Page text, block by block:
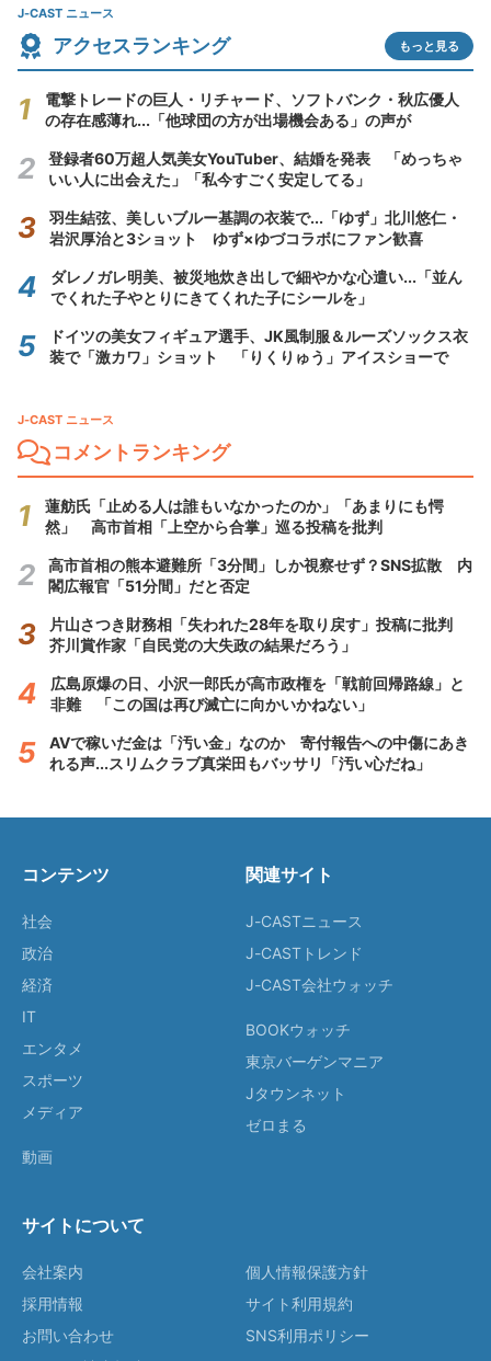
J-CAST ニュース
アクセスランキング もっと見る
電撃トレードの巨人・リチャード、ソフトバンク・秋広優人
の存在感薄れ...「他球団の方が出場機会ある」の声が
登録者60万超人気美女YouTuber、結婚を発表 「めっちゃ
いい人に出会えた」「私今すごく安定してる」
羽生結弦、美しいブルー基調の衣装で...「ゆず」北川悠仁・
岩沢厚治と3ショット ゆず×ゆづコラボにファン歓喜
ダレノガレ明美、被災地炊き出しで細やかな心遣い...「並ん
でくれた子やとりにきてくれた子にシールを」
ドイツの美女フィギュア選手、JK風制服＆ルーズソックス衣
装で「激カワ」ショット 「りくりゅう」アイスショーで
J-CAST ニュース
コメントランキング
蓮舫氏「止める人は誰もいなかったのか」「あまりにも愕
然」 高市首相「上空から合掌」巡る投稿を批判
高市首相の熊本避難所「3分間」しか視察せず？SNS拡散 内
閣広報官「51分間」だと否定
片山さつき財務相「失われた28年を取り戻す」投稿に批判
芥川賞作家「自民党の大失政の結果だろう」
広島原爆の日、小沢一郎氏が高市政権を「戦前回帰路線」と
非難 「この国は再び滅亡に向かいかねない」
AVで稼いだ金は「汚い金」なのか 寄付報告への中傷にあき
れる声...スリムクラブ真栄田もバッサリ「汚い心だね」
コンテンツ
社会
政治
経済
IT
エンタメ
スポーツ
メディア
動画
関連サイト
J-CASTニュース
J-CASTトレンド
J-CAST会社ウォッチ
BOOKウォッチ
東京バーゲンマニア
Jタウンネット
ゼロまる
サイトについて
会社案内
採用情報
お問い合わせ
個人情報保護方針
サイト利用規約
SNS利用ポリシー